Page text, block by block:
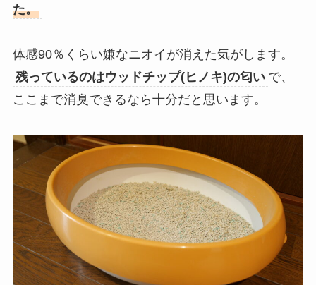
た。
体感90％くらい嫌なニオイが消えた気がします。
残っているのはウッドチップ(ヒノキ)の匂い で、
ここまで消臭できるなら十分だと思います。